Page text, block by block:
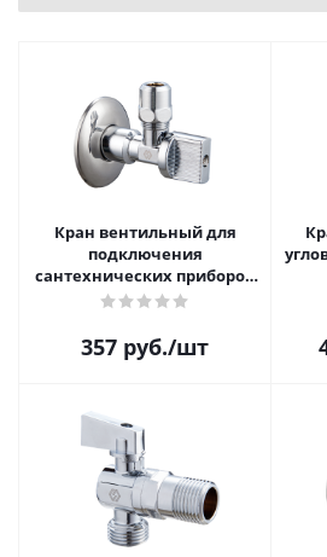
Кран вентильный для
подключения
сантехнических приборов
MVI 1/2"x3/8" наружная
357 руб./шт